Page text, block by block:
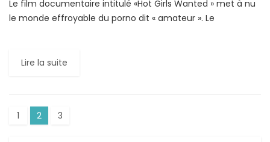
Le film documentaire intitulé «Hot Girls Wanted » met à nu
le monde effroyable du porno dit « amateur ». Le
Lire la suite
1 2 3